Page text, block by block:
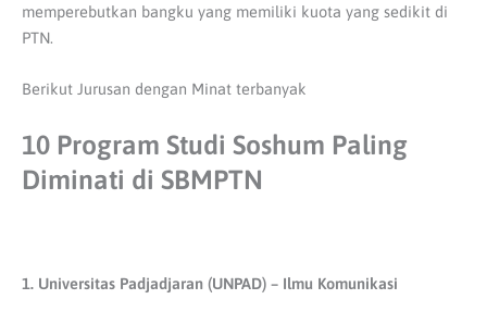
memperebutkan bangku yang memiliki kuota yang sedikit di
PTN.
Berikut Jurusan dengan Minat terbanyak
10 Program Studi Soshum Paling
Diminati di SBMPTN
1. Universitas Padjadjaran (UNPAD) – Ilmu Komunikasi